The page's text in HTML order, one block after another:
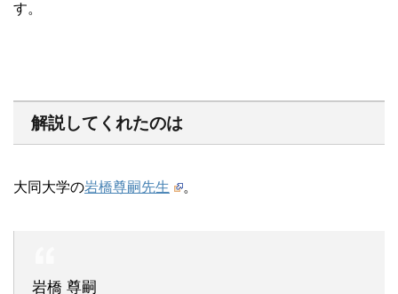
す。
解説してくれたのは
大同大学の岩橋尊嗣先生 。
岩橋 尊嗣